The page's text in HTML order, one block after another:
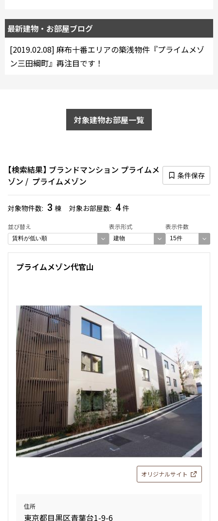
最新建物・お部屋ブログ
[2019.02.08] 麻布十番エリアの築浅物件『プライムメゾ
ン三田綱町』再注目です！
対象建物お部屋一覧
検索結果 ブランドマンション プライムメ
ゾン
プライムメゾン 条件保存
対象物件数 3 棟 対象お部屋数 4 件
並び替え 表示形式 表示件数
プライムメゾン代官山
オリジナルサイト
住所
東京都目黒区青葉台1-9-6